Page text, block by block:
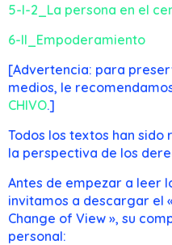
5-I-2_La persona en el
6-II_Empoderamiento
[Advertencia: para
medios, le
CHIVO.]
Todos los textos han
la perspectiva de los
Antes de empezar a leer
invitamos a descargar el
Change of View », su
personal: